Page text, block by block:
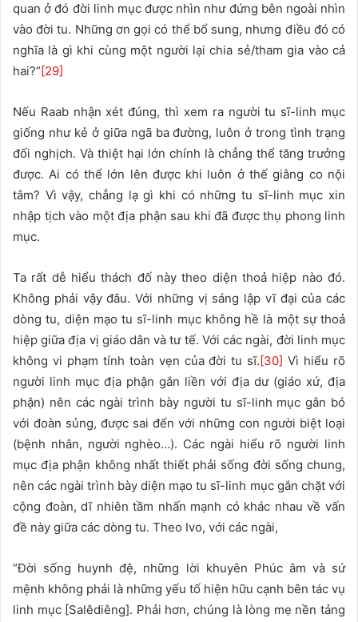
quan ở đó đời linh mục được nhìn như đứng bên ngoài nhìn
vào đời tu. Những ơn gọi có thể bổ sung, nhưng điều đó có
nghĩa là gì khi cùng một người lại chia sẻ/tham gia vào cả
hai?”[29]
Nếu Raab nhận xét đúng, thì xem ra người tu sĩ-linh mục
giống như kẻ ở giữa ngã ba đường, luôn ở trong tình trạng
đối nghịch. Và thiệt hại lớn chính là chẳng thể tăng trưởng
được. Ai có thể lớn lên được khi luôn ở thế giằng co nội
tâm? Vì vậy, chẳng lạ gì khi có những tu sĩ-linh mục xin
nhập tịch vào một địa phận sau khi đã được thụ phong linh
mục.
Ta rất dễ hiểu thách đố này theo diện thoả hiệp nào đó.
Không phải vậy đâu. Với những vị sáng lập vĩ đại của các
dòng tu, diện mạo tu sĩ-linh mục không hề là một sự thoả
hiệp giữa địa vị giáo dân và tư tế. Với các ngài, đời linh mục
không vi phạm tính toàn vẹn của đời tu sĩ.[30] Vì hiểu rõ
người linh mục địa phận gắn liền với địa dư (giáo xứ, địa
phận) nên các ngài trình bày người tu sĩ-linh mục gắn bó
với đoàn sủng, được sai đến với những con người biệt loại
(bệnh nhân, người nghèo…). Các ngài hiểu rõ người linh
mục địa phận không nhất thiết phải sống đời sống chung,
nên các ngài trình bày diện mạo tu sĩ-linh mục gắn chặt với
cộng đoàn, dĩ nhiên tầm nhấn mạnh có khác nhau về vấn
đề này giữa các dòng tu. Theo Ivo, với các ngài,
“Đời sống huynh đệ, những lời khuyên Phúc âm và sứ
mệnh không phải là những yếu tố hiện hữu cạnh bên tác vụ
linh mục [Salêdiêng]. Phải hơn, chúng là lòng mẹ nền tảng